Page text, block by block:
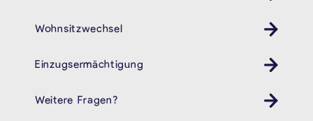
Wohnsitzwechsel
Einzugsermächtigung
Weitere Fragen?